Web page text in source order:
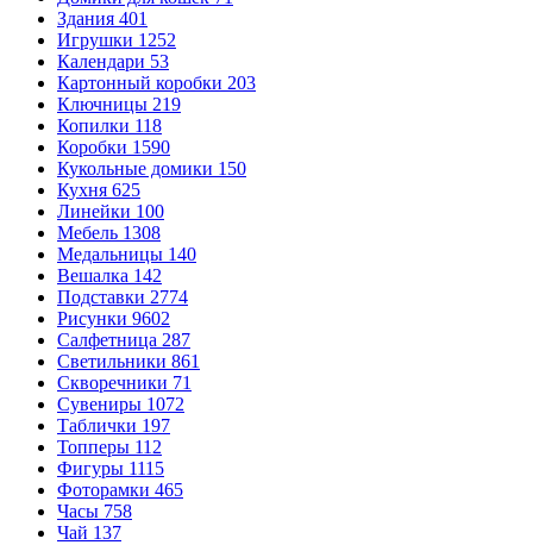
Здания 401
Игрушки 1252
Календари 53
Картонный коробки 203
Ключницы 219
Копилки 118
Коробки 1590
Кукольные домики 150
Кухня 625
Линейки 100
Мебель 1308
Медальницы 140
Вешалка 142
Подставки 2774
Рисунки 9602
Салфетница 287
Светильники 861
Скворечники 71
Сувениры 1072
Таблички 197
Топперы 112
Фигуры 1115
Фоторамки 465
Часы 758
Чай 137